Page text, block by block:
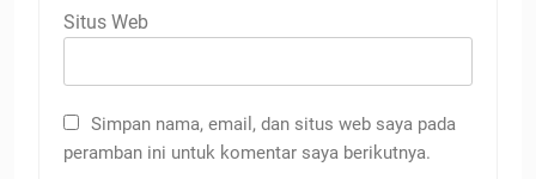
Situs Web
Simpan nama, email, dan situs web saya pada
peramban ini untuk komentar saya berikutnya.